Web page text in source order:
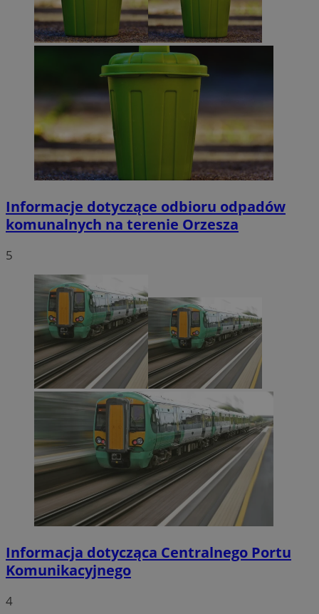
Informacje dotyczące odbioru odpadów
komunalnych na terenie Orzesza
5
Informacja dotycząca Centralnego Portu
Komunikacyjnego
4